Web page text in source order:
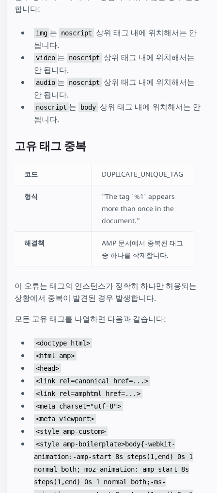
합니다:
img 는 noscript
상위 태그 내에 위치해서는 안
됩니다.
video 는 noscript
상위 태그 내에 위치해서는
안 됩니다.
audio 는 noscript
상위 태그 내에 위치해서는
안 됩니다.
noscript 는 body 상위 태그 내에 위치해서는 안
됩니다.
고유 태그 중복
코드 DUPLICATE_UNIQUE_TAG
형식
"The tag '%1' appears
more than once in the
document."
해결책
AMP 문서에서 중복된 태그
중 하나를 삭제합니다.
이 오류는 태그의 인스턴스가 정확히 하나만 허용되는
상황에서 중복이 발견된 경우 발생합니다.
모든 고유 태그를 나열하면 다음과 같습니다:
<doctype html>
<html amp>
<head>
<link rel=canonical href=...>
<link rel=amphtml href=...>
<meta charset="utf-8">
<meta viewport>
<style amp-custom>
<style amp-boilerplate>body{-webkit-
animation:-amp-start 8s steps(1,end) 0s 1
normal both;-moz-animation:-amp-start 8s
steps(1,end) 0s 1 normal both;-ms-